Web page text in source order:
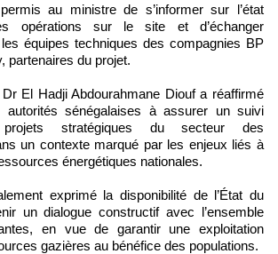
au ministre de s’informer sur l’état
opérations sur le site et d’échanger
équipes techniques des compagnies BP
partenaires du projet.
El Hadji Abdourahmane Diouf a réaffirmé
autorités sénégalaises à assurer un suivi
stratégiques du secteur des
un contexte marqué par les enjeux liés à
énergétiques nationales.
exprimé la disponibilité de l’État du
un dialogue constructif avec l’ensemble
en vue de garantir une exploitation
gazières au bénéfice des populations.